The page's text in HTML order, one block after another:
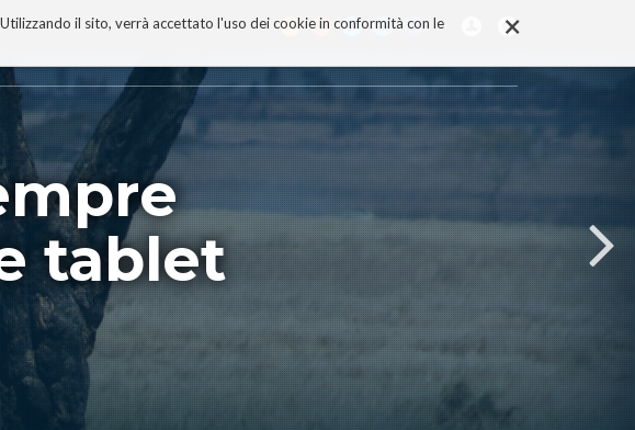
×
il sito, verrà accettato l'uso dei cookie in conformità con le
tablet